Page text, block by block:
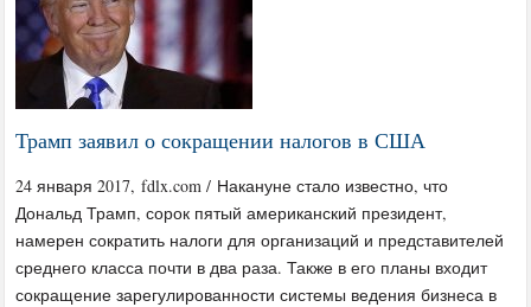
Трамп заявил о сокращении налогов в США
24 января 2017, fdlx.com / Накануне стало известно, что
Дональд Трамп, сорок пятый американский президент,
намерен сократить налоги для организаций и представителей
среднего класса почти в два раза. Также в его планы входит
сокращение зарегулированности системы ведения бизнеса в